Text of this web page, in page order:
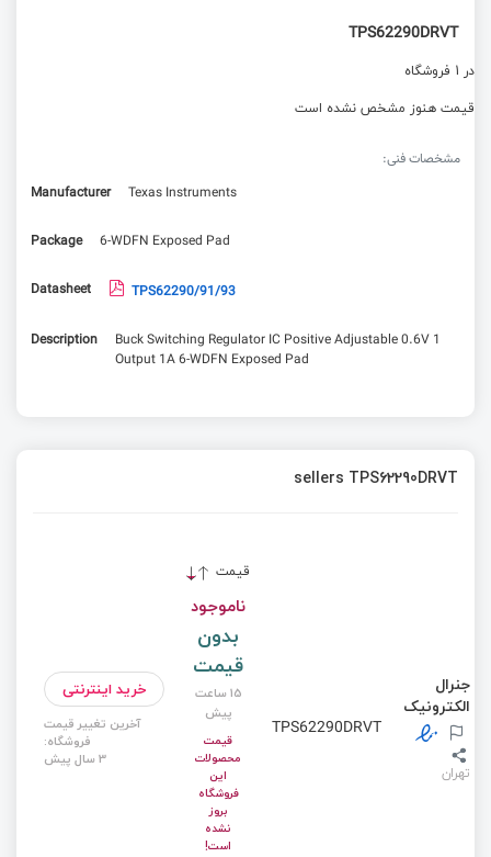
TPS62290DRVT
در 1 فروشگاه
قیمت هنوز مشخص نشده است
مشخصات فنی:
Manufacturer
Texas Instruments
Package 6-WDFN Exposed Pad
Datasheet TPS62290/91/93
Description
Buck Switching Regulator IC Positive Adjustable 0.6V 1
Output 1A 6-WDFN Exposed Pad
sellers TPS62290DRVT
قیمت
جنرال
الکترونیک
تهران
TPS62290DRVT
ناموجود
بدون
قیمت
15 ساعت
پیش
قیمت
محصولات
این
فروشگاه
بروز
نشده
است!
خرید اینترنتی
آخرین تغییر قیمت
فروشگاه:
3 سال پیش